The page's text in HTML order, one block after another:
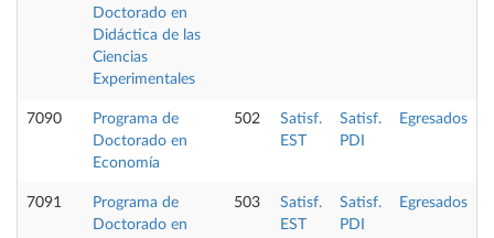
Doctorado en
Didáctica de las
Ciencias
Experimentales
7090
Programa de
Doctorado en
Economía
502
Satisf.
EST
Satisf.
PDI
Egresados
7091
Programa de
Doctorado en
503
Satisf.
EST
Satisf.
PDI
Egresados